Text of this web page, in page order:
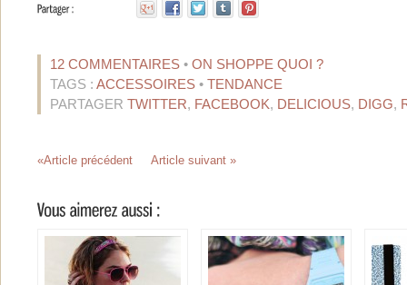
12 COMMENTAIRES • ON SHOPPE QUOI ?
TAGS : ACCESSOIRES • TENDANCE
PARTAGER TWITTER, FACEBOOK, DELICIOUS, DIGG,
«Article précédent Article suivant »